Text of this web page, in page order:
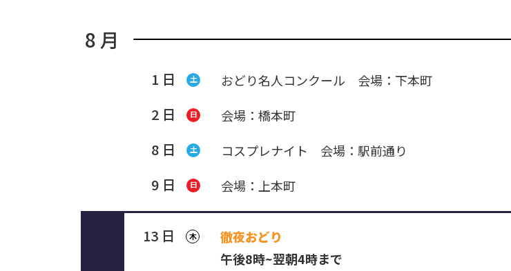
8 月
1 日 土 おどり名人コンクール 会場：下本町
2 日 日 会場：橋本町
8 日 土 コスプレナイト 会場：駅前通り
9 日 日 会場：上本町
13 日 木
徹夜おどり
午後8時~翌朝4時まで